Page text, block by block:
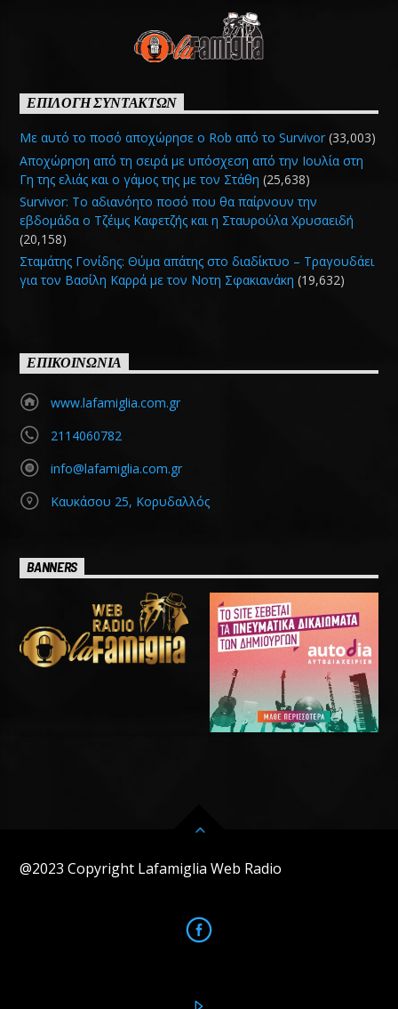
ΕΠΙΛΟΓΗ ΣΥΝΤΑΚΤΩΝ
Με αυτό το ποσό αποχώρησε ο Rob από το Survivor (33,003)
Αποχώρηση από τη σειρά με υπόσχεση από την Ιουλία στη
Γη της ελιάς και ο γάμος της με τον Στάθη (25,638)
Survivor: Το αδιανόητο ποσό που θα παίρνουν την
εβδομάδα ο Τζέιμς Καφετζής και η Σταυρούλα Χρυσαειδή
(20,158)
Σταμάτης Γονίδης: Θύμα απάτης στο διαδίκτυο – Τραγουδάει
για τον Βασίλη Καρρά με τον Νοτη Σφακιανάκη (19,632)
ΕΠΙΚΟΙΝΩΝΙΑ
www.lafamiglia.com.gr
2114060782
info@lafamiglia.com.gr
Καυκάσου 25, Κορυδαλλός
BANNERS
@2023 Copyright Lafamiglia Web Radio